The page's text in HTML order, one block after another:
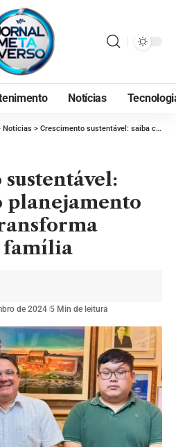
Notícias
Notícias > Crescimento sustentável: saiba como o planejamento estratégico transforma negócios em família
planejamento
família
de 2024 5 Min de leitura